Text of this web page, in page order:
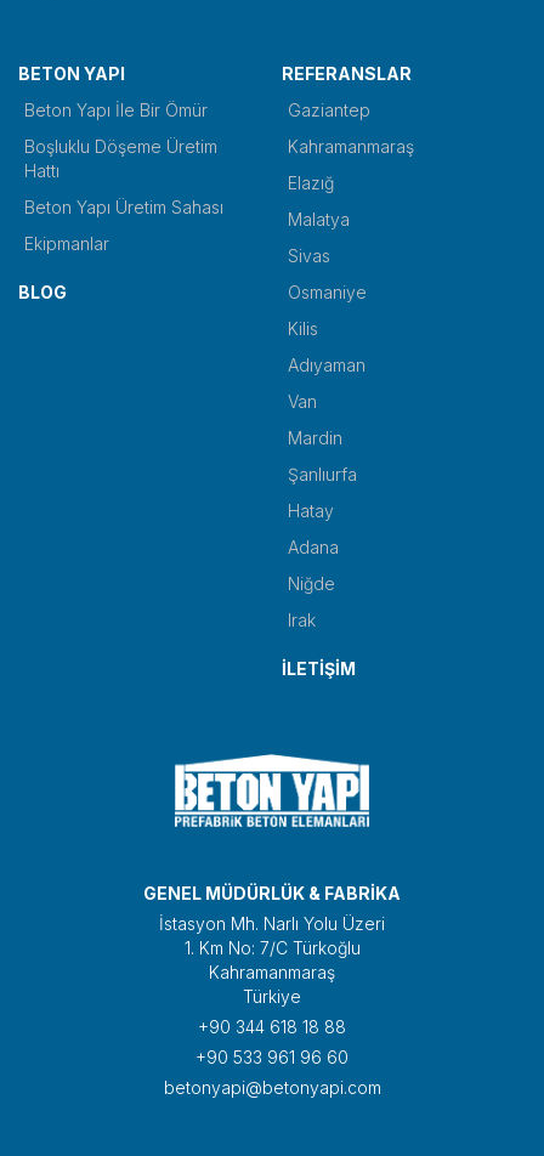
BETON YAPI
Beton Yapı İle Bir Ömür
Boşluklu Döşeme Üretim
Hattı
Beton Yapı Üretim Sahası
Ekipmanlar
BLOG
REFERANSLAR
Gaziantep
Kahramanmaraş
Elazığ
Malatya
Sivas
Osmaniye
Kilis
Adıyaman
Van
Mardin
Şanlıurfa
Hatay
Adana
Niğde
Irak
İLETİŞİM
GENEL MÜDÜRLÜK & FABRİKA
İstasyon Mh. Narlı Yolu Üzeri
1. Km No: 7/C Türkoğlu
Kahramanmaraş
Türkiye
+90 344 618 18 88
+90 533 961 96 60
betonyapi@betonyapi.com